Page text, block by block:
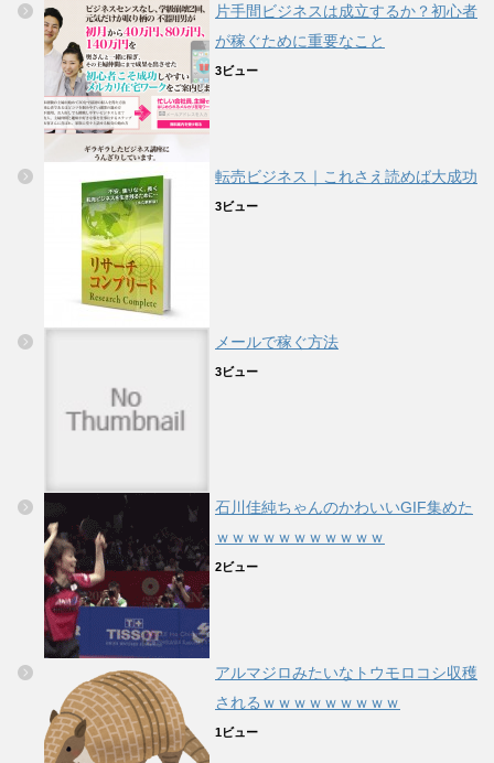
片手間ビジネスは成立するか？初心者
が稼ぐために重要なこと
3ビュー
転売ビジネス｜これさえ読めば大成功
3ビュー
メールで稼ぐ方法
3ビュー
石川佳純ちゃんのかわいいGIF集めた
ｗｗｗｗｗｗｗｗｗｗｗ
2ビュー
アルマジロみたいなトウモロコシ収穫
されるｗｗｗｗｗｗｗｗｗ
1ビュー